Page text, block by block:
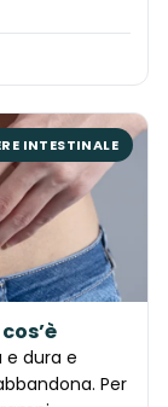
INTESTINALE
e dura e
Per